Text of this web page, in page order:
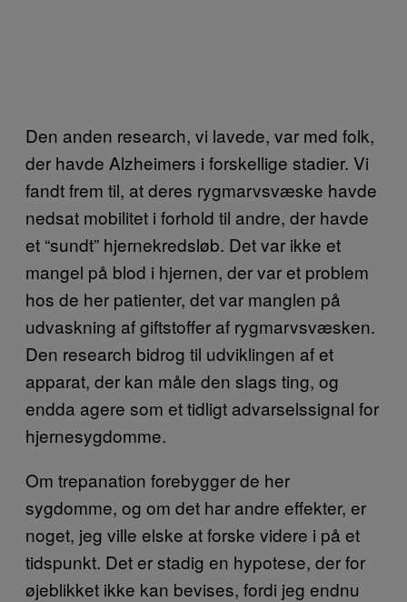
Den anden research, vi lavede, var med folk,
der havde Alzheimers i forskellige stadier. Vi
fandt frem til, at deres rygmarvsvæske havde
nedsat mobilitet i forhold til andre, der havde
et “sundt” hjernekredsløb. Det var ikke et
mangel på blod i hjernen, der var et problem
hos de her patienter, det var manglen på
udvaskning af giftstoffer af rygmarvsvæsken.
Den research bidrog til udviklingen af et
apparat, der kan måle den slags ting, og
endda agere som et tidligt advarselssignal for
hjernesygdomme.
Om trepanation forebygger de her
sygdomme, og om det har andre effekter, er
noget, jeg ville elske at forske videre i på et
tidspunkt. Det er stadig en hypotese, der for
øjeblikket ikke kan bevises, fordi jeg endnu